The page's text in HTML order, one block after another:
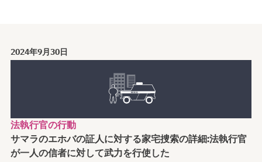
2024年9月30日
法執行官の行動
サマラのエホバの証人に対する家宅捜索の詳細:法執行官
が一人の信者に対して武力を行使した